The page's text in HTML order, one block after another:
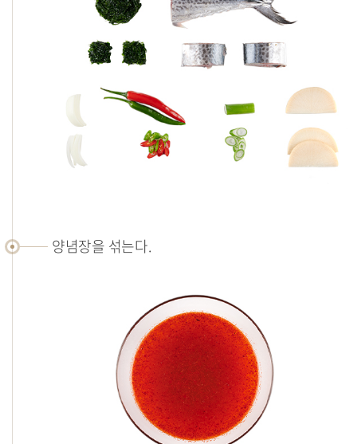
양념장을 섞는다.